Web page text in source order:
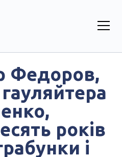
Федоров,
років
і